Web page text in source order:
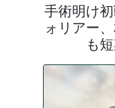
手術明け
ォリアー
も